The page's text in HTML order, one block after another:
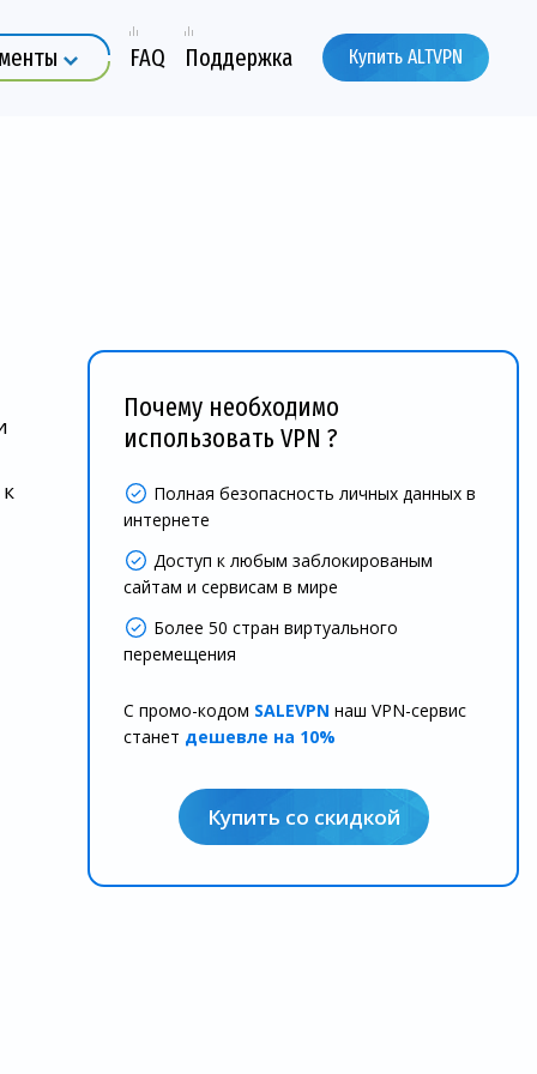
FAQ Поддержка Купить ALTVPN
Почему необходимо
использовать VPN ?
Полная безопасность личных данных в
интернете
Доступ к любым заблокированым
сайтам и сервисам в мире
Более 50 стран виртуального
перемещения
С промо-кодом SALEVPN наш VPN-сервис
станет дешевле на 10%
Купить со скидкой